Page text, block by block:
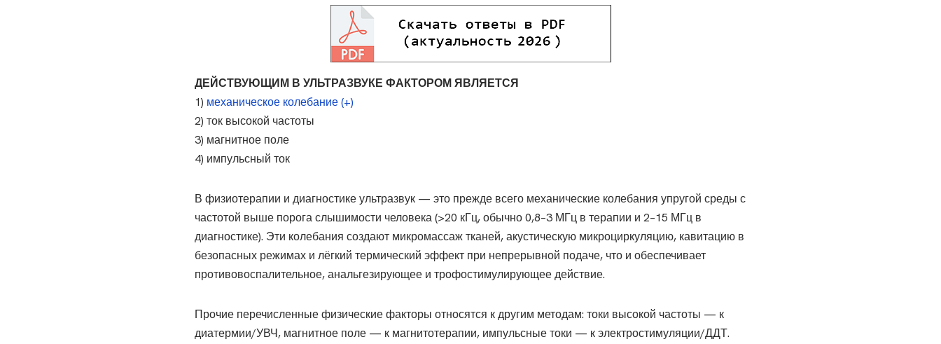
ДЕЙСТВУЮЩИМ В УЛЬТРАЗВУКЕ ФАКТОРОМ ЯВЛЯЕТСЯ
1) механическое колебание (+)
2) ток высокой частоты
3) магнитное поле
4) импульсный ток
В физиотерапии и диагностике ультразвук — это прежде всего механические колебания упругой среды с
частотой выше порога слышимости человека (>20 кГц, обычно 0,8–3 МГц в терапии и 2–15 МГц в
диагностике). Эти колебания создают микромассаж тканей, акустическую микроциркуляцию, кавитацию в
безопасных режимах и лёгкий термический эффект при непрерывной подаче, что и обеспечивает
противовоспалительное, анальгезирующее и трофостимулирующее действие.
Прочие перечисленные физические факторы относятся к другим методам: токи высокой частоты — к
диатермии/УВЧ, магнитное поле — к магнитотерапии, импульсные токи — к электростимуляции/ДДТ.